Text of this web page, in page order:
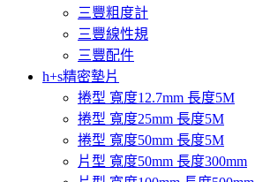
三豐粗度計
三豐線性規
三豐配件
h+s精密墊片
捲型 寬度12.7mm 長度5M
捲型 寬度25mm 長度5M
捲型 寬度50mm 長度5M
片型 寬度50mm 長度300mm